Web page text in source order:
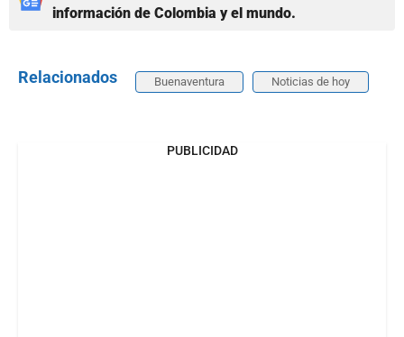
información de Colombia y el mundo.
Relacionados Buenaventura Noticias de hoy
PUBLICIDAD